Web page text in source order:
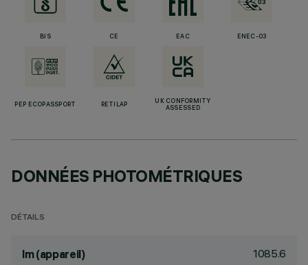
BIS CE EAC ENEC-03
PEP ECOPASSPORT RETILAP
UK CONFORMITY
ASSESSED
DONNÉES PHOTOMÉTRIQUES
DÉTAILS
lm (appareil) 1085.6